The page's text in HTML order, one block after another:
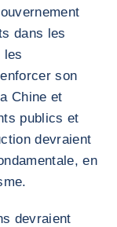
dans les
les
son
Chine et
publics et
devraient
en
devraient